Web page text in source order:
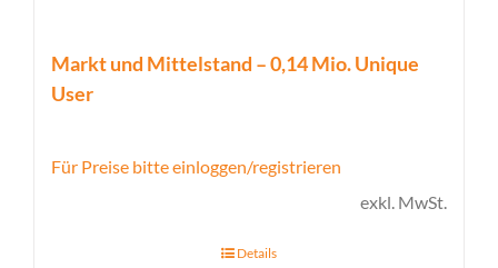
Markt und Mittelstand – 0,14 Mio. Unique
User
Für Preise bitte einloggen/registrieren
exkl. MwSt.
Details